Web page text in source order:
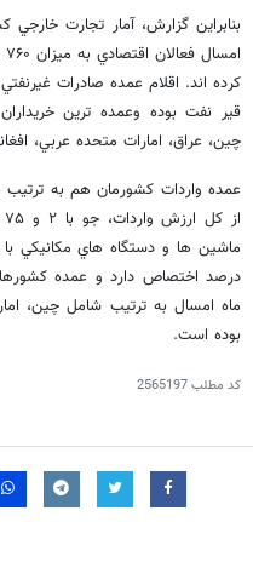
بنابراين گزارش، آمار تجارت
كرده اند. اقلام عمده صادرات
قير نفت بوده وعمده ترين
چين، عراق، امارات متحده عربي،
درصد اختصاص دارد و عمده
ماه امسال به ترتيب شامل چين،
بوده است.
کد مطلب2565197